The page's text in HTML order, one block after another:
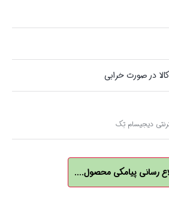
دیجیسام تِک
رسانی پیامکی محصول....